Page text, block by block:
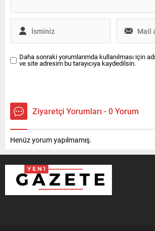
Daha sonraki yorumlarımda kullanılması için
ve site adresim bu tarayıcıya kaydedilsin.
Ziyaretçi Yorumları - 0 Yorum
Henüz yorum yapılmamış.